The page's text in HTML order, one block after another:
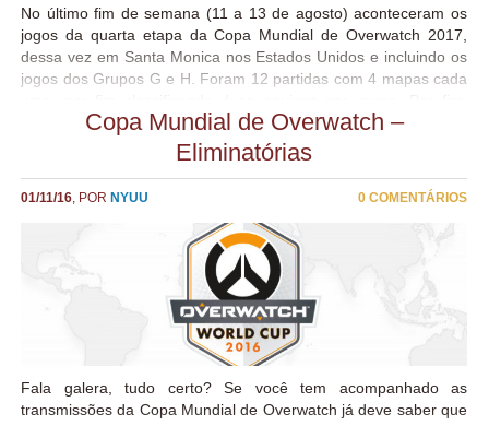
No último fim de semana (11 a 13 de agosto) aconteceram os
jogos da quarta etapa da Copa Mundial de Overwatch 2017,
dessa vez em Santa Monica nos Estados Unidos e incluindo os
jogos dos Grupos G e H. Foram 12 partidas com 4 mapas cada
nessa primeira etapa tivemos Estados Unidos e Taipé Chinesa
classificadas pelo Grupo G e Reino Unido e Alemanha
classificadas pelo Grupo H. Ainda na Etapa Santa Monica,
aconteceram jogos das eliminatórias com os times Classificados
dos Grupos G e H, com vitória de Estados Unidos e Reino Unido
que já se classificam para a próxima fase. Os vencedores
garantiram a vaga na BlizzCon, onde se encontrarão com as
equipes classificadas nas fases etapas anteriores, China,
Suécia, França, Austrália, Coréia do Sul e Canadá. O Brasil
infelizmente não conseguiu se classificar, tendo sido derrotado
Copa Mundial de Overwatch –
Eliminatórias
01/11/16 , POR NYUU 0 COMENTÁRIOS
Fala galera, tudo certo? Se você tem acompanhado as
transmissões da Copa Mundial de Overwatch já deve saber que